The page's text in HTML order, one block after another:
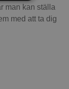
man kan ställa
med att ta dig